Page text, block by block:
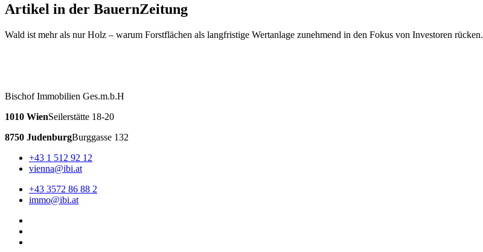
Artikel in der BauernZeitung
Wald ist mehr als nur Holz – warum Forstflächen als langfristige Wertanlage zunehmend in den Fokus von Investoren rücken.
Bischof Immobilien Ges.m.b.H
1010 WienSeilerstätte 18-20
8750 JudenburgBurggasse 132
+43 1 512 92 12
vienna@ibi.at
+43 3572 86 88 2
immo@ibi.at